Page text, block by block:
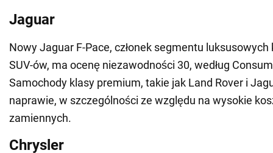
Jaguar
Nowy Jaguar F-Pace, członek segmentu
SUV-ów, ma ocenę niezawodności 30, według
Samochody klasy premium, takie jak Land Rover i
naprawie, w szczególności ze względu na wysokie
zamiennych.
Chrysler